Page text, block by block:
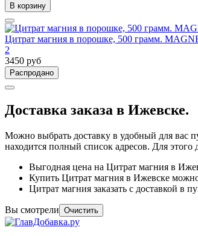
В корзину
Цитрат магния в порошке, 500 грамм.
2
3450 руб
Распродано
Доставка заказа в Ижевске.
Можно выбрать доставку в удобный для вас
находится полный список адресов. Для этого
Выгодная цена на Цитрат магния в
Купить Цитрат магния в Ижевске
Цитрат магния заказать с доставкой в
Вы смотрели Очистить